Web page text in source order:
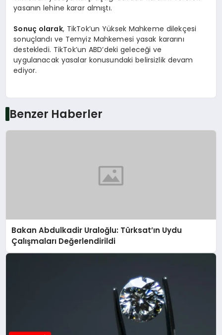
yasanın lehine karar almıştı.
Sonuç olarak, TikTok’un Yüksek Mahkeme dilekçesi
sonuçlandı ve Temyiz Mahkemesi yasak kararını
destekledi. TikTok’un ABD’deki geleceği ve
uygulanacak yasalar konusundaki belirsizlik devam
ediyor.
Benzer Haberler
Bakan Abdulkadir Uraloğlu: Türksat’ın Uydu
Çalışmaları Değerlendirildi